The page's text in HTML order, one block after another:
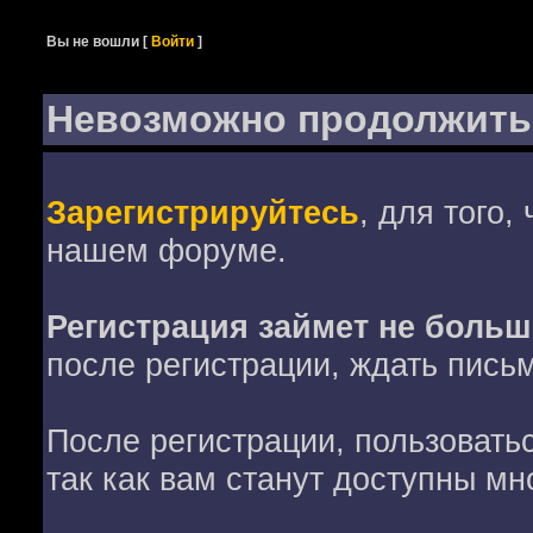
Вы не вошли [Войти ]
Невозможно продолжить
Зарегистрируйтесь, для того,
нашем форуме.
Регистрация займет не
после регистрации, ждать
После регистрации,
так как вам станут доступны